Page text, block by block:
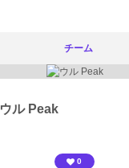
チーム
ウル Peak
0